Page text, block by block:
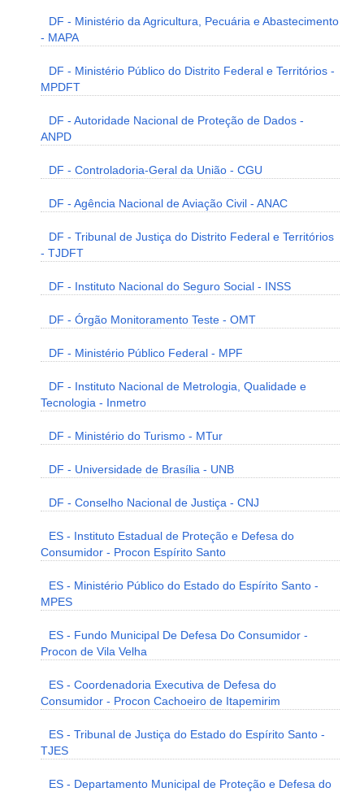
DF - Ministério da Agricultura, Pecuária e Abastecimento
- MAPA
DF - Ministério Público do Distrito Federal e Territórios -
MPDFT
DF - Autoridade Nacional de Proteção de Dados -
ANPD
DF - Controladoria-Geral da União - CGU
DF - Agência Nacional de Aviação Civil - ANAC
DF - Tribunal de Justiça do Distrito Federal e Territórios
- TJDFT
DF - Instituto Nacional do Seguro Social - INSS
DF - Órgão Monitoramento Teste - OMT
DF - Ministério Público Federal - MPF
DF - Instituto Nacional de Metrologia, Qualidade e
Tecnologia - Inmetro
DF - Ministério do Turismo - MTur
DF - Universidade de Brasília - UNB
DF - Conselho Nacional de Justiça - CNJ
ES - Instituto Estadual de Proteção e Defesa do
Consumidor - Procon Espírito Santo
ES - Ministério Público do Estado do Espírito Santo -
MPES
ES - Fundo Municipal De Defesa Do Consumidor -
Procon de Vila Velha
ES - Coordenadoria Executiva de Defesa do
Consumidor - Procon Cachoeiro de Itapemirim
ES - Tribunal de Justiça do Estado do Espírito Santo -
TJES
ES - Departamento Municipal de Proteção e Defesa do